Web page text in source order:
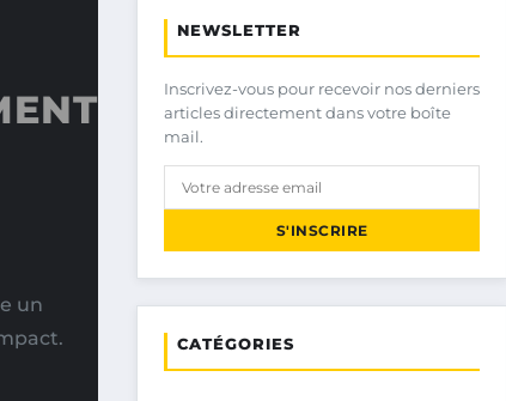
un
NEWSLETTER
Inscrivez-vous pour recevoir nos derniers
articles directement dans votre boîte
mail.
S'INSCRIRE
CATÉGORIES